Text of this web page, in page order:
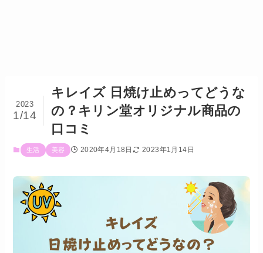
キレイズ 日焼け止めってどうな
の？キリン堂オリジナル商品の
口コミ
2023
1/14
生活 美容 2020年4月18日 2023年1月14日